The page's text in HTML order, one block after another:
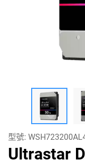
型號:
Ultrastar